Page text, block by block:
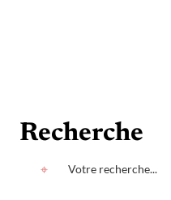
Recherche